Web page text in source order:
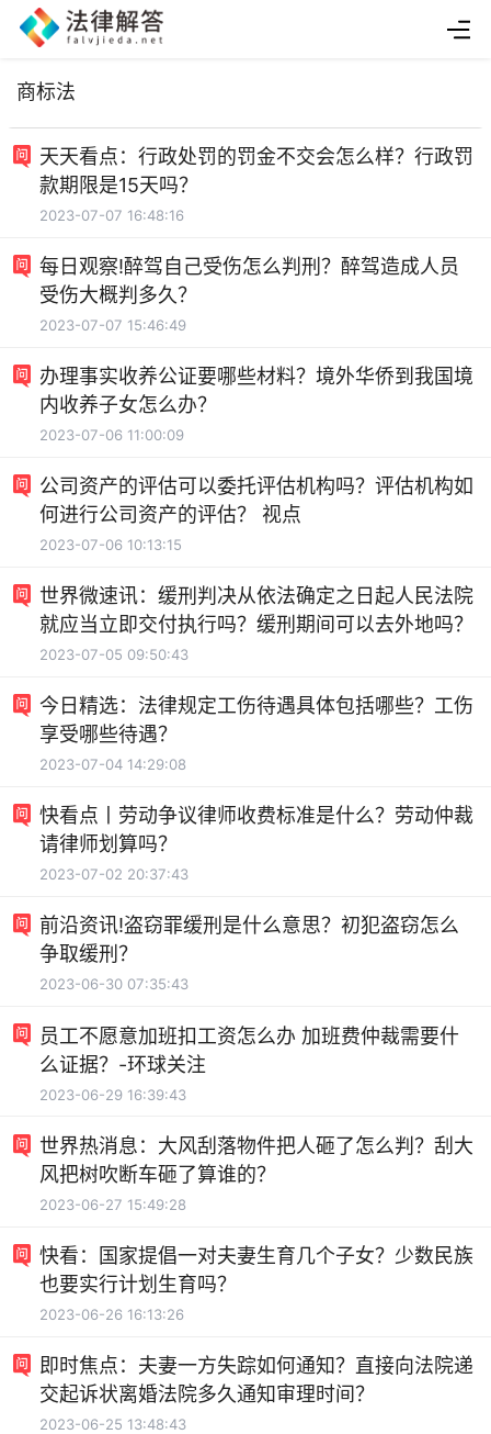
商标法
天天看点：行政处罚的罚金不交会怎么样？行政罚
款期限是15天吗？
2023-07-07 16:48:16
每日观察!醉驾自己受伤怎么判刑？醉驾造成人员
受伤大概判多久？
2023-07-07 15:46:49
办理事实收养公证要哪些材料？境外华侨到我国境
内收养子女怎么办？
2023-07-06 11:00:09
公司资产的评估可以委托评估机构吗？评估机构如
何进行公司资产的评估？ 视点
2023-07-06 10:13:15
世界微速讯：缓刑判决从依法确定之日起人民法院
就应当立即交付执行吗？缓刑期间可以去外地吗？
2023-07-05 09:50:43
今日精选：法律规定工伤待遇具体包括哪些？工伤
享受哪些待遇？
2023-07-04 14:29:08
快看点丨劳动争议律师收费标准是什么？劳动仲裁
请律师划算吗？
2023-07-02 20:37:43
前沿资讯!盗窃罪缓刑是什么意思？初犯盗窃怎么
争取缓刑？
2023-06-30 07:35:43
员工不愿意加班扣工资怎么办 加班费仲裁需要什
么证据？-环球关注
2023-06-29 16:39:43
世界热消息：大风刮落物件把人砸了怎么判？刮大
风把树吹断车砸了算谁的？
2023-06-27 15:49:28
快看：国家提倡一对夫妻生育几个子女？少数民族
也要实行计划生育吗？
2023-06-26 16:13:26
即时焦点：夫妻一方失踪如何通知？直接向法院递
交起诉状离婚法院多久通知审理时间？
2023-06-25 13:48:43